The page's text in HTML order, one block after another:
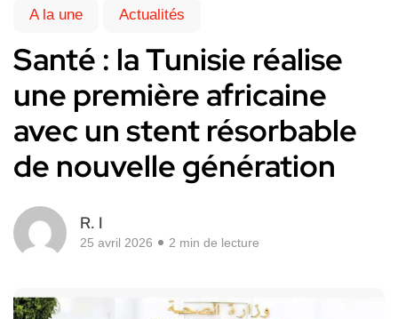
A la une Actualités
Santé : la Tunisie réalise
une première africaine
avec un stent résorbable
de nouvelle génération
R. I
25 avril 2026 2 min de lecture